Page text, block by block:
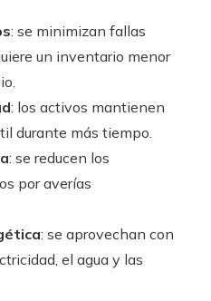
: se minimizan fallas
un inventario menor
: los activos mantienen
durante más tiempo.
: se reducen los
por averías
: se aprovechan con
el agua y las